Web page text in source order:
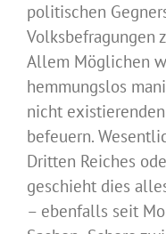
politischen
Volksbefragungen
Allem Möglichen
hemmungslos
nicht
befeuern.
Dritten Reiches
geschieht dies
– ebenfalls seit